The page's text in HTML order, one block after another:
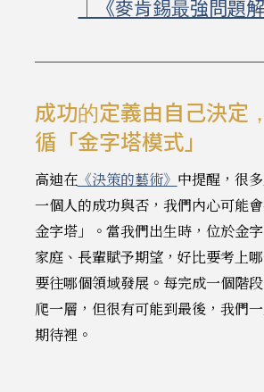
｜《麥肯錫最強問題
成功的定義由自己決定
循「金字塔模式」
高迪在《決策的藝術》 中提醒，很
一個人的成功與否，我們內心可能
金字塔」。當我們出生時，位於金
家庭、長輩賦予期望，好比要考上
要往哪個領域發展。每完成一個階
爬一層，但很有可能到最後，我們
期待裡。